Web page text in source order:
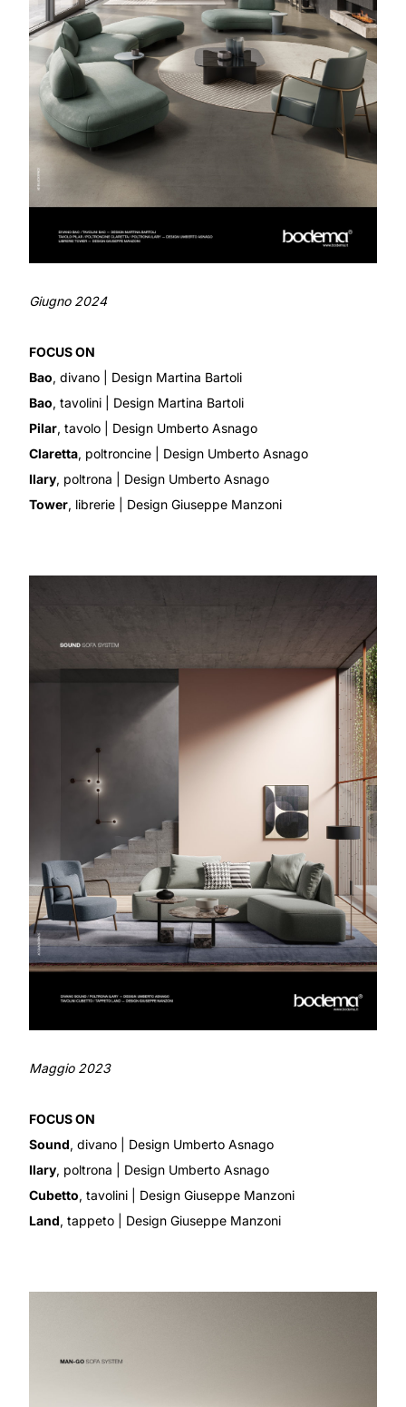
Giugno 2024
FOCUS ON
Bao, divano | Design Martina Bartoli
Bao, tavolini | Design Martina Bartoli
Pilar, tavolo | Design Umberto Asnago
Claretta, poltroncine | Design Umberto Asnago
Ilary, poltrona | Design Umberto Asnago
Tower, librerie | Design Giuseppe Manzoni
Maggio 2023
FOCUS ON
Sound, divano | Design Umberto Asnago
Ilary, poltrona | Design Umberto Asnago
Cubetto, tavolini | Design Giuseppe Manzoni
Land, tappeto | Design Giuseppe Manzoni